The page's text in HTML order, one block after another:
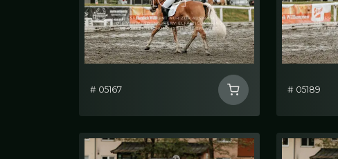
# 05167 # 05189